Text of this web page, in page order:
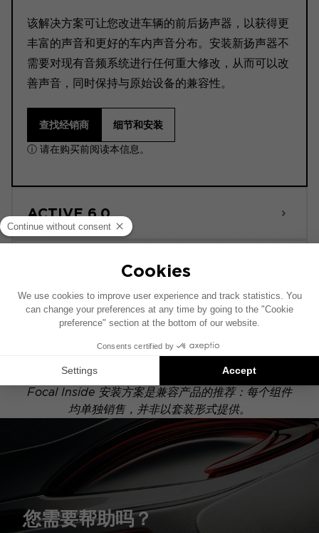
该解决方案可让您改进车辆的前后扬声器，以获得更
丰富的声音和更好的车内声音分布。安装新扬声器不
需要对现有音频系统进行任何重大修改，从而可以改
善声音，同时保持与原始设备的兼容性。
查找经销商 细节和安装
ⓘ 请在购买前阅读本信息。
ACTIVE 6.0
此安装示意图基于配有原厂音响系统的车辆绘制。如果
您的车辆配有特定的高保真选装配置，图中所示组件的
位置可能会有所不同。
Focal Inside 安装方案是兼容产品的推荐：每个组件
均单独销售，并非以套装形式提供。
您需要帮助吗？